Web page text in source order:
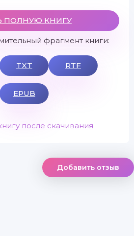
ПОЛНУЮ КНИГУ
фрагмент книги:
TXT RTF
EPUB
после скачивания
Добавить отзыв